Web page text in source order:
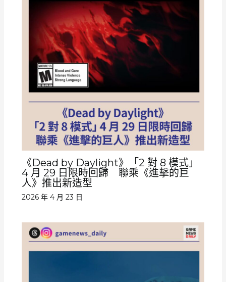
《Dead by Daylight》「2 對 8 模式」
4 月 29 日限時回歸 聯乘《進擊的巨
人》推出新造型
2026 年 4 月 23 日